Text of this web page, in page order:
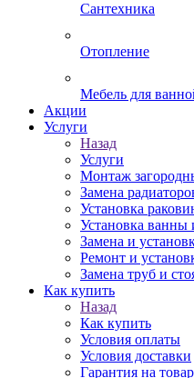
Сантехника
Отопление
Мебель для
Акции
Услуги
Назад
Услуги
Монтаж
Замена
Установка
Установка
Замена и
Ремонт и
Замена труб и
Как купить
Назад
Как купить
Условия оплаты
Условия доставки
Гарантия на товар